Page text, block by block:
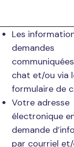
Les
demandes
chat et/ou via
formulaire de
Votre adresse
électronique
demande
par courriel